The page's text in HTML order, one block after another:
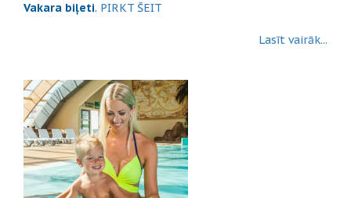
Vakara biļeti. PIRKT ŠEIT
Lasīt vairāk...